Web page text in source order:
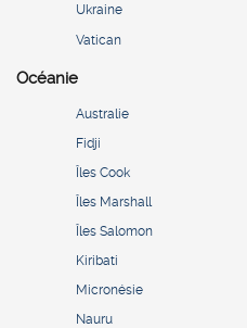
Ukraine
Vatican
Océanie
Australie
Fidji
Îles Cook
Îles Marshall
Îles Salomon
Kiribati
Micronésie
Nauru